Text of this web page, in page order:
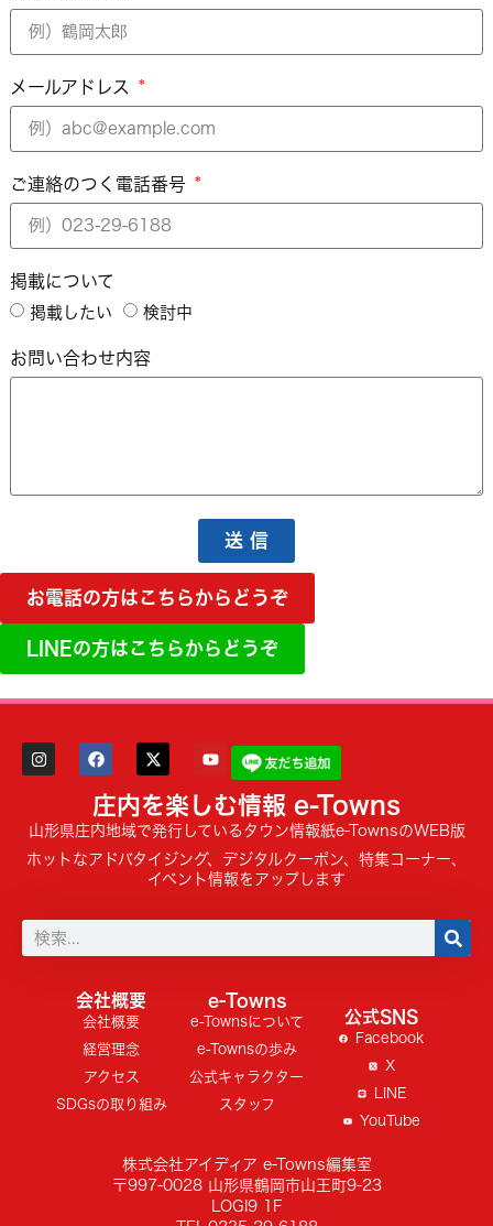
メールアドレス
ご連絡のつく電話番号
掲載について
掲載したい 検討中
お問い合わせ内容
送 信
お電話の方はこちらからどうぞ
LINEの方はこちらからどうぞ
庄内を楽しむ情報 e-Towns
山形県庄内地域で発行しているタウン情報紙e-TownsのWEB版
ホットなアドバタイジング、デジタルクーポン、特集コーナー、
イベント情報をアップします
会社概要
会社概要
経営理念
アクセス
SDGsの取り組み
e-Towns
e-Townsについて
e-Townsの歩み
公式キャラクター
スタッフ
公式SNS
Facebook
X
LINE
YouTube
株式会社アイディア e-Towns編集室
〒997-0028 山形県鶴岡市山王町9-23
LOGI9 1F